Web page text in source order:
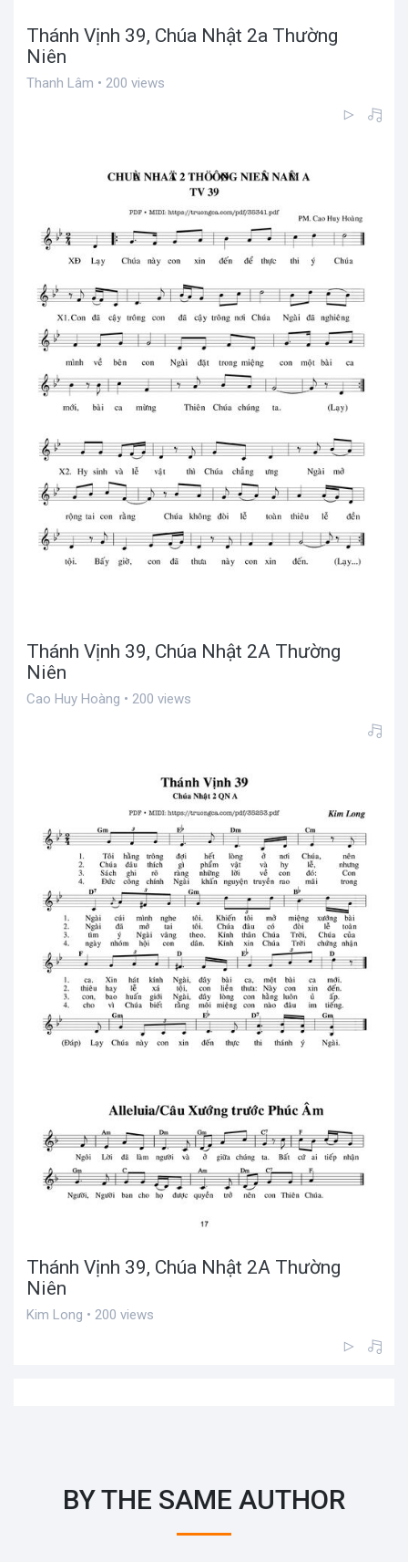
Thánh Vịnh 39, Chúa Nhật 2a Thường
Niên
Thanh Lâm • 200 views
Thánh Vịnh 39, Chúa Nhật 2A Thường
Niên
Cao Huy Hoàng • 200 views
Thánh Vịnh 39, Chúa Nhật 2A Thường
Niên
Kim Long • 200 views
BY THE SAME AUTHOR